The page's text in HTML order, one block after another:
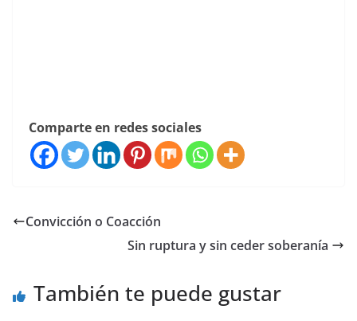
Comparte en redes sociales
Convicción o Coacción
Sin ruptura y sin ceder soberanía
También te puede gustar